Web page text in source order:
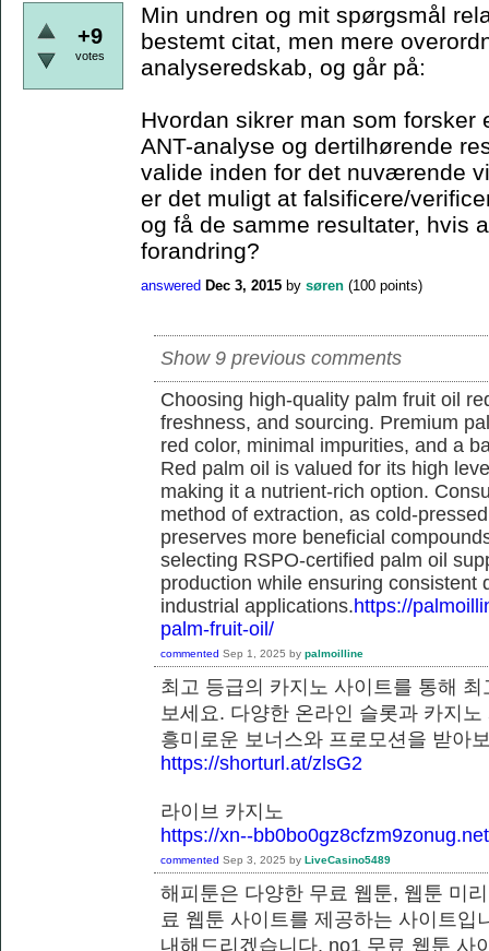
+9
votes
Min undren og mit spørgsmål
bestemt citat, men mere
analyseredskab, og går på:
Hvordan sikrer man som forsker
ANT-analyse og dertilhørende
valide inden for det nuværende
er det muligt at falsificere/
og få de samme resultater, hvis
forandring?
answered Dec 3, 2015 by søren (100 points)
Show 9 previous comments
Choosing high-quality palm fruit oil
freshness, and sourcing. Premium
red color, minimal impurities, and a
Red palm oil is valued for its high
making it a nutrient-rich option.
method of extraction, as cold-
preserves more beneficial
selecting RSPO-certified palm oil
production while ensuring consistent
industrial applications.https://
palm-fruit-oil/
commented Sep 1, 2025 by palmoilline
최고 등급의 카지노 사이트를 통해
보세요. 다양한 온라인 슬롯과 카지
흥미로운 보너스와 프로모션을 받
https://shorturl.at/zlsG2
라이브 카지노
https://xn--bb0bo0gz8cfzm9zonug.net
commented Sep 3, 2025 by LiveCasino5489
해피툰은 다양한 무료 웹툰, 웹툰 미
료 웹툰 사이트를 제공하는 사이트
내해드리겠습니다. no1 무료 웹툰